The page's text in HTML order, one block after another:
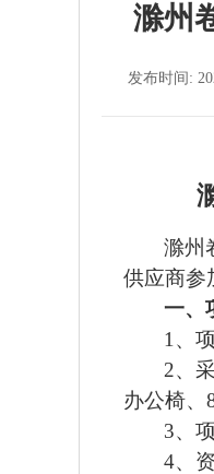
滁州
发布时间:
滁州
供应商参
一、
1、
2、
办公椅、
3、
4、